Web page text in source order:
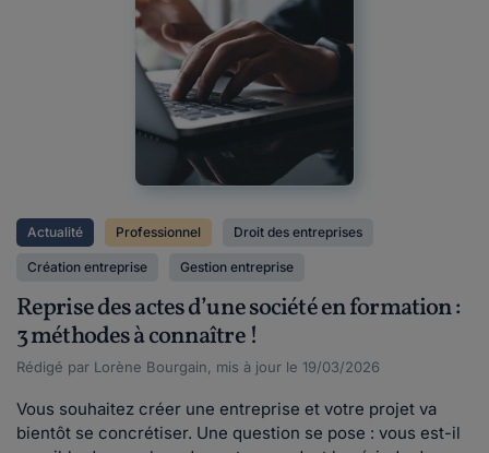
Actualité Professionnel Droit des entreprises
Création entreprise Gestion entreprise
Reprise des actes d’une société en formation :
3 méthodes à connaître !
Rédigé par Lorène Bourgain, mis à jour le 19/03/2026
Vous souhaitez créer une entreprise et votre projet va
bientôt se concrétiser. Une question se pose : vous est-il